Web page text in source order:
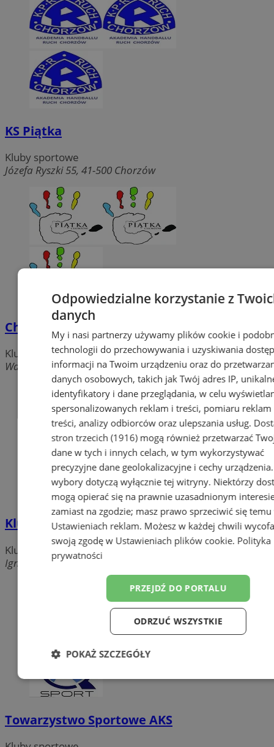
KS Piątka
Kluby sportowe
Józefa Ryszki 55, 41-500 Chorzów
Chorzowski Klub Futbolu Stołowego
Kluby sportowe
Wandy 21/1, 41-500 Chorzów
Klub Sportowy Aquasportvip
Kluby sportowe
Ignacego Mościckiego 34/5, 41-500 Chorzów
Towarzystwo Sportowe AKS
Odpowiedzialne korzystanie z
danych
My i nasi partnerzy używamy plików cookie i
technologii do przechowywania i uzyskiwania
informacji na Twoim urządzeniu oraz do
danych osobowych, takich jak Twój adres IP,
identyfikatory i dane przeglądania, w celu
spersonalizowanych reklam i treści, pomiaru reklam
treści, analizy odbiorców oraz ulepszania usług.
stron trzecich (1916)mogą również przetwarzać
dane w tych i innych celach, w tym wykorzystywać
precyzyjne dane geolokalizacyjne i cechy
wybory dotyczą wyłącznie tej witryny. Niektórzy
mogą opierać się na prawnie uzasadnionym
zamiast na zgodzie; masz prawo sprzeciwić się temu
Ustawieniach reklam. Możesz w każdej chwili
swoją zgodę w Ustawieniach plików cookie. Polityka
prywatności
PRZEJDŹ DO PORTALU
ODRZUĆ WSZYSTKIE
POKAŻ SZCZEGÓŁY
Niezbędne Wydajność
Funkcjonalność